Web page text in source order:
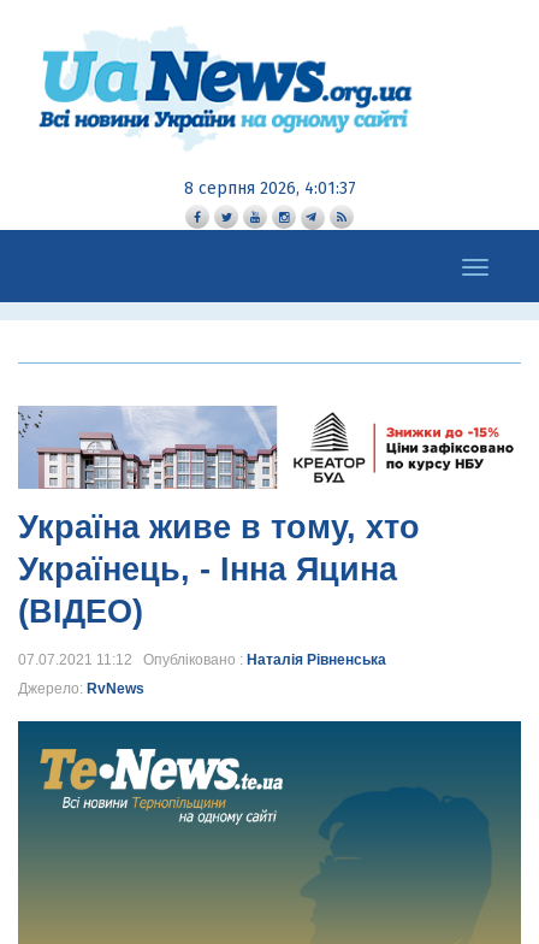
8 серпня 2026, 4:01:38
Toggle
navigation
Україна живе в тому, хто
Українець, - Інна Яцина
(ВІДЕО)
07.07.2021 11:12 Опубліковано : Наталія Рівненська
Джерело: RvNews